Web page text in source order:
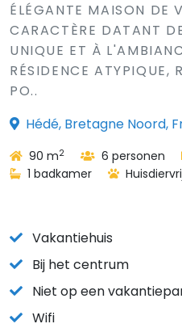
ÉLÉGANTE MAISON DE
CARACTÈRE DATANT
UNIQUE ET À
RÉSIDENCE ATYPIQUE,
PO..
Hédé, Bretagne Noord,
90 m2 6 personen
1 badkamer
Vakantiehuis
Bij het centrum
Niet op een
Wifi